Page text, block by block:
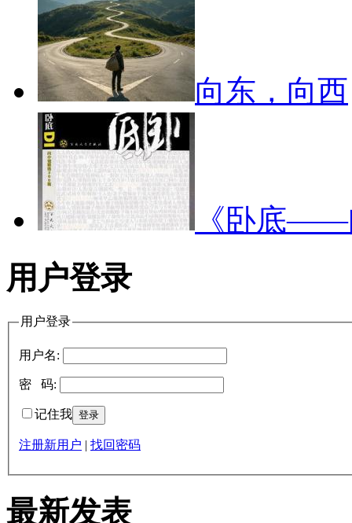
向东，向西
《卧底
用户登录
用户登录
用户名:
密 码:
记住我
注册新用户 | 找回密码
最新发表